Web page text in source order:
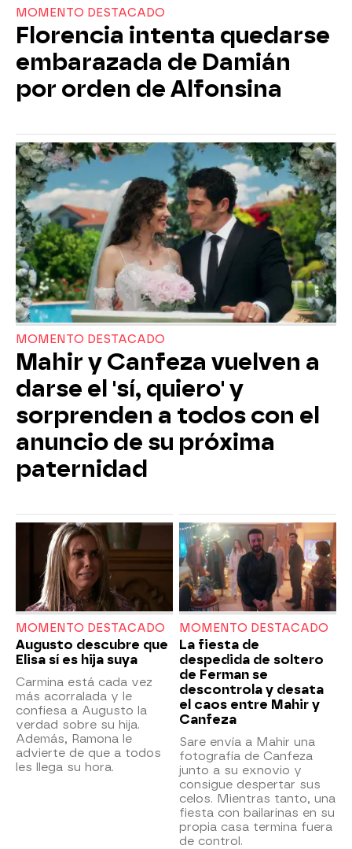
MOMENTO DESTACADO
Florencia intenta quedarse
embarazada de Damián
por orden de Alfonsina
MOMENTO DESTACADO
Mahir y Canfeza vuelven a
darse el 'sí, quiero' y
sorprenden a todos con el
anuncio de su próxima
paternidad
MOMENTO DESTACADO
Augusto descubre que
Elisa sí es hija suya
Carmina está cada vez
más acorralada y le
confiesa a Augusto la
verdad sobre su hija.
Además, Ramona le
advierte de que a todos
les llega su hora.
MOMENTO DESTACADO
La fiesta de
despedida de soltero
de Ferman se
descontrola y desata
el caos entre Mahir y
Canfeza
Sare envía a Mahir una
fotografía de Canfeza
junto a su exnovio y
consigue despertar sus
celos. Mientras tanto, una
fiesta con bailarinas en su
propia casa termina fuera
de control.